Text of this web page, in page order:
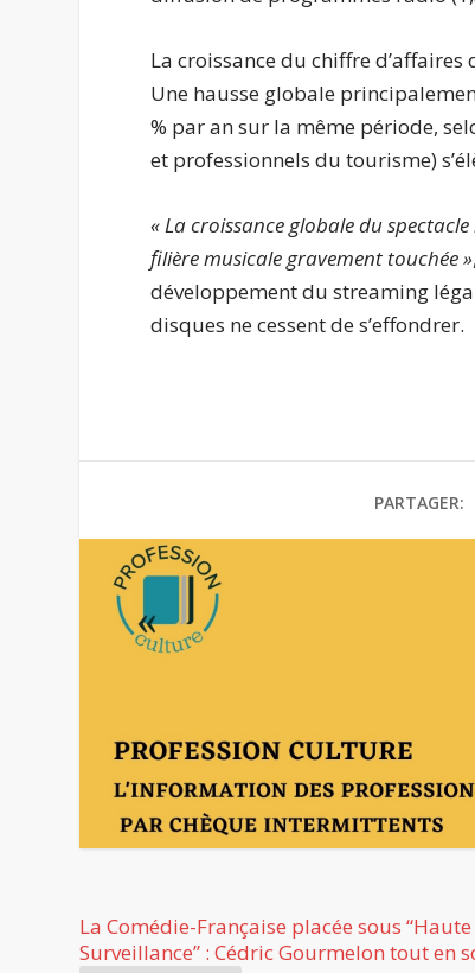
La croissance du chiffre
Une hausse globale
% par an sur la même période,
et professionnels du tourisme)
« La croissance globale du
filière musicale gravement touchée »
développement du streaming
disques ne cessent de s’effondrer.
PARTAGER:
La Comédie-Française placée sous “Haute
Surveillance” : Cédric Gourmelon tout en